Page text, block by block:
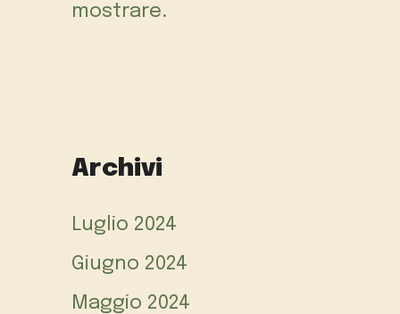
mostrare.
Archivi
Luglio 2024
Giugno 2024
Maggio 2024